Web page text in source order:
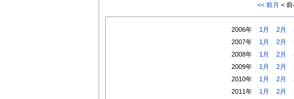
<< 前月 < 前
2006年 1月 2月
2007年
1月 2月
2008年
1月 2月
2009年
1月 2月
2010年
1月 2月
2011年
1月 2月